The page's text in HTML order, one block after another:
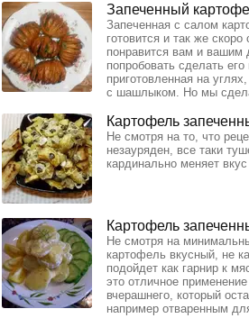
Запеченный
Запеченная с салом
готовится и так же
понравится вам и
попробовать сделать его
приготовленная на
с шашлыком. Но мы
Картофель
Не смотря на то, что
незауряден, все таки
кардинально меняет
Картофель
Не смотря на
картофель вкусный, не
подойдет как гарнир к
это отличное
вчерашнего, который
например отваренным